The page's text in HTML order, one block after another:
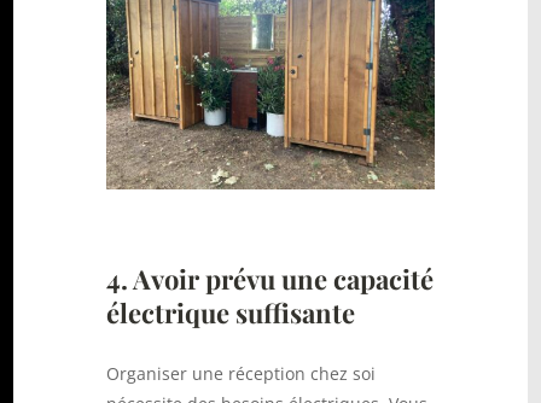
4. Avoir prévu unecapacité
électrique suffisante
Organiser une réception chez soi